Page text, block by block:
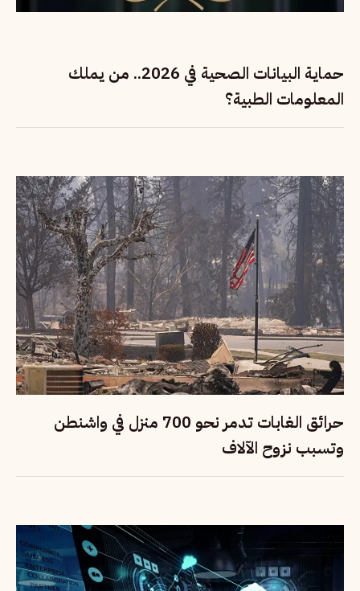
حماية البيانات الصحية في 2026.. من يملك
المعلومات الطبية؟
حرائق الغابات تدمر نحو 700 منزل في واشنطن
وتسبب نزوح الآلاف